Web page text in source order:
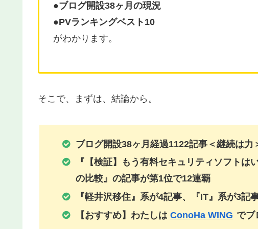
●ブログ開設38ヶ月の現況
●PVランキングベスト10
がわかります。
そこで、まずは、結論から。
ブログ開設38ヶ月経過1122記事＜継続は力
『【検証】もう有料セキュリティソフト
の比較』の記事が第1位で12連覇
『軽井沢移住』系が4記事、『IT』系が3記
【おすすめ】わたしは ConoHa WING でブ